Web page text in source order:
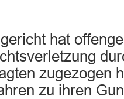
hat
zugezogen
zu ihren